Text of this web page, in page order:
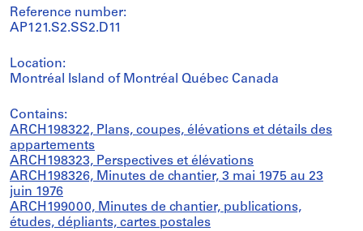
Reference number:
AP121.S2.SS2.D11
Location:
Montréal Island of Montréal Québec Canada
Contains:
ARCH198322, Plans, coupes, élévations et détails des
appartements
ARCH198323, Perspectives et élévations
ARCH198326, Minutes de chantier, 3 mai 1975 au 23
juin 1976
ARCH199000, Minutes de chantier, publications,
études, dépliants, cartes postales